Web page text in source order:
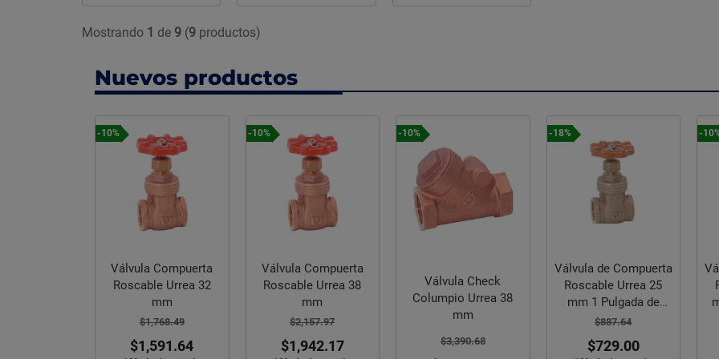
Mostrando 1 de 9 (9 productos)
Nuevos productos
-10%
Válvula Compuerta
Roscable Urrea 38
mm
$2,157.97
$1,942.17
-10%
Válvula Check
Columpio Urrea 38
mm
$3,390.68
-18%
Roscable Urrea 25
mm 1 Pulgada de
Bronce
$887.64
$729.00
-10%
Válvula de Compuerta
Roscable Urrea 19
mm (3/4") de Latón
$624.97
$562.47
-